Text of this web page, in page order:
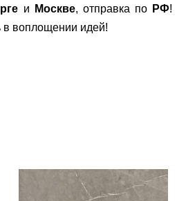
и Москве, отправка по РФ!
в воплощении идей!